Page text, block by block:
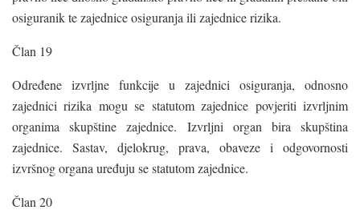
osiguranik te zajednice osiguranja ili zajednice rizika.
Član 19
Određene izvrljne funkcije u zajednici osiguranja, odnosno
zajednici rizika mogu se statutom zajednice povjeriti izvrljnim
organima skupštine zajednice. Izvrljni organ bira skupština
zajednice. Sastav, djelokrug, prava, obaveze i odgovornosti
izvršnog organa uređuju se statutom zajednice.
Član 20